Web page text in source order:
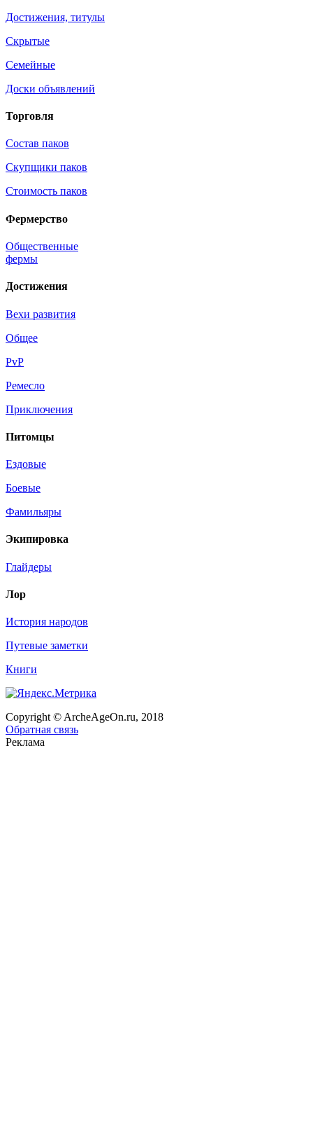
Достижения, титулы
Скрытые
Семейные
Доски объявлений
Торговля
Состав паков
Скупщики паков
Стоимость паков
Фермерство
Общественные
фермы
Достижения
Вехи развития
Общее
PvP
Ремесло
Приключения
Питомцы
Ездовые
Боевые
Фамильяры
Экипировка
Глайдеры
Лор
История народов
Путевые заметки
Книги
Copyright © ArcheAgeOn.ru, 2018
Обратная связь
Реклама